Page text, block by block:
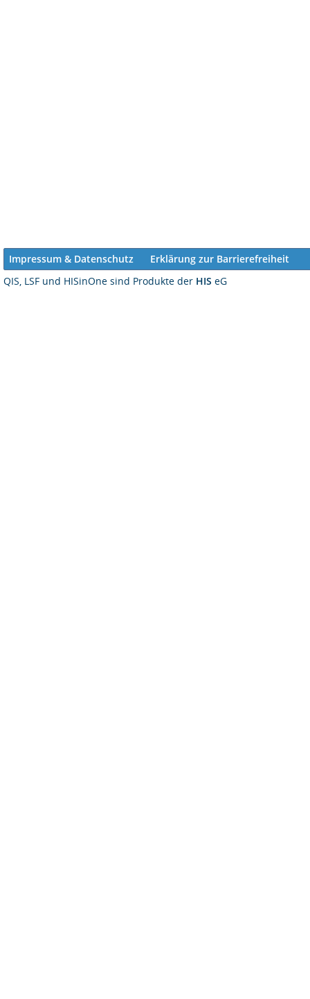
Impressum & Datenschutz
Erklärung zur Barrierefreiheit
QIS, LSF und HISinOne sind Produkte der HIS eG